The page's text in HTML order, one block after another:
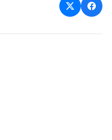
Soției Sale